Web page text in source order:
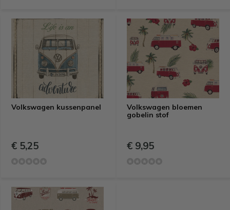
Volkswagen kussenpanel
€ 5,25
Volkswagen bloemen
gobelin stof
€ 9,95